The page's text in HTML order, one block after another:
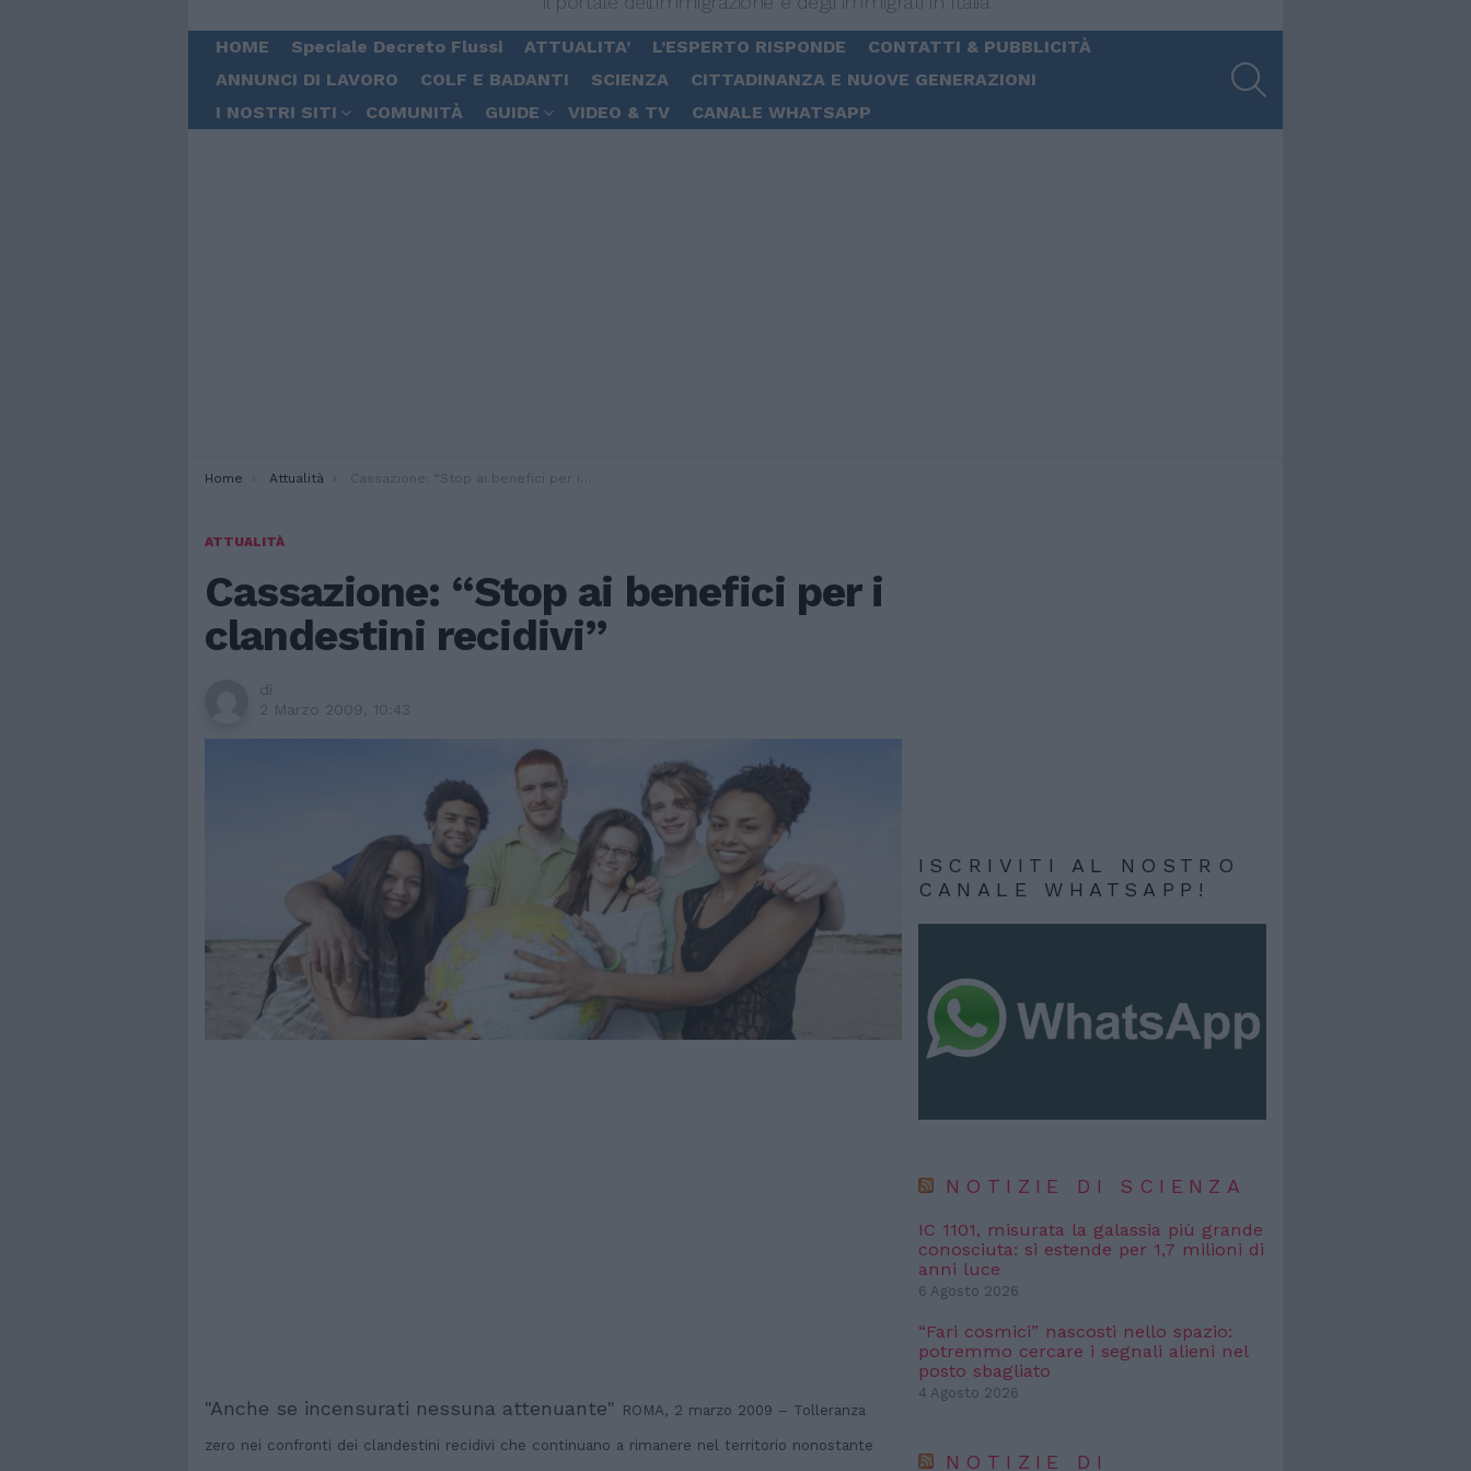
HOME Speciale Decreto Flussi ATTUALITA’ L’ESPERTO RISPONDE
CONTATTI & PUBBLICITÀ
ANNUNCI DI LAVORO
COLF E BADANTI SCIENZA
CITTADINANZA E NUOVE GENERAZIONI
I NOSTRI SITI
COMUNITÀ GUIDE VIDEO & TV CANALE WHATSAPP
You are here:
Home Attualità Cassazione: “Stop ai benefici per i clandestini recidivi”
ATTUALITÀ
Cassazione: “Stop ai benefici per i
clandestini recidivi”
di
2 Marzo 2009, 10:43
"Anche se incensurati nessuna attenuante" ROMA, 2 marzo 2009 – Tolleranza
zero nei confronti dei clandestini recidivi che continuano a rimanere nel territorio nonostante
ISCRIVITI AL NOSTRO
CANALE WHATSAPP!
NOTIZIE DI SCIENZA
IC 1101, misurata la galassia più grande
conosciuta: si estende per 1,7 milioni di
anni luce
6 Agosto 2026
“Fari cosmici” nascosti nello spazio:
potremmo cercare i segnali alieni nel
posto sbagliato
4 Agosto 2026
NOTIZIE DI